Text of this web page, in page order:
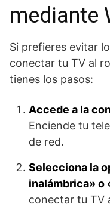
mediante
Si prefieres evitar
conectar tu TV al
tienes los pasos:
Accede a la
Enciende tu
de red.
Selecciona la
inalámbrica» o
conectar tu TV